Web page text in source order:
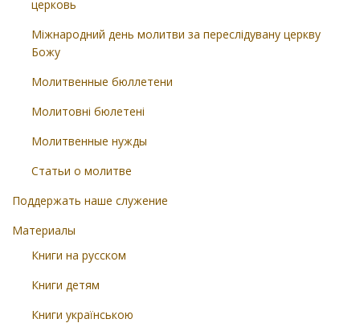
церковь
Міжнародний день молитви за переслідувану церкву
Божу
Молитвенные бюллетени
Молитовні бюлетені
Молитвенные нужды
Статьи о молитве
Поддержать наше служение
Материалы
Книги на русском
Книги детям
Книги українською